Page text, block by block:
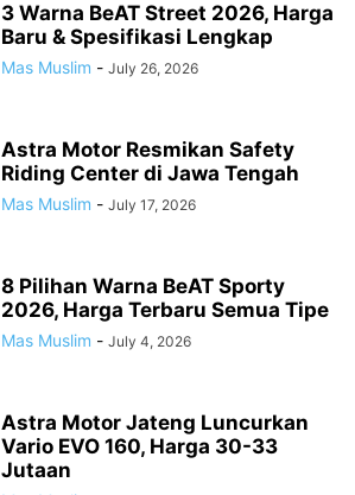
3 Warna BeAT Street 2026, Harga
Baru & Spesifikasi Lengkap
Mas Muslim - July 26, 2026
Astra Motor Resmikan Safety
Riding Center di Jawa Tengah
Mas Muslim - July 17, 2026
8 Pilihan Warna BeAT Sporty
2026, Harga Terbaru Semua Tipe
Mas Muslim - July 4, 2026
Astra Motor Jateng Luncurkan
Vario EVO 160, Harga 30-33
Jutaan